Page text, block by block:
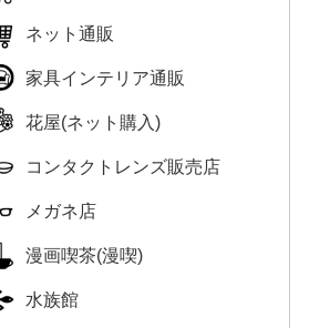
ネット通販
家具インテリア通販
花屋(ネット購入)
コンタクトレンズ販売店
メガネ店
漫画喫茶(漫喫)
水族館